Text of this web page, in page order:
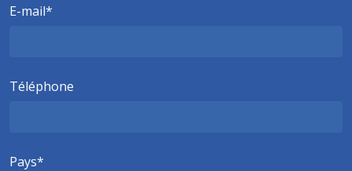
E-mail
Téléphone
Pays